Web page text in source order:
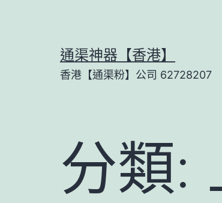
通渠神器【香港】
香港【通渠粉】公司 62728207
分類: